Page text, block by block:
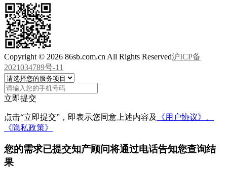
Copyright © 2026 86sb.com.cn All Rights Reserved沪ICP备
2021034789号-11
立即提交
点击“立即提交”，即表示您同意上述内容及
《用户协议》、
《隐私政策》
您的需求已提交知产顾问将通过电话告知您查询结
果